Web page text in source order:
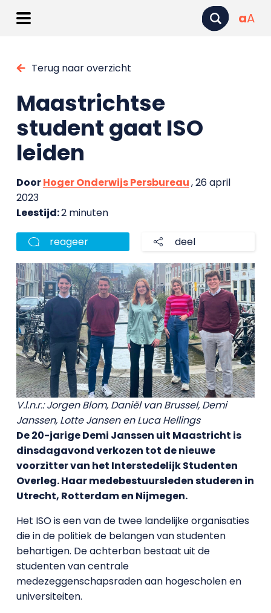
aA
Terug naar overzicht
Maastrichtse
student gaat ISO
leiden
DoorHoger Onderwijs Persbureau, 26 april
2023
Leestijd:2 minuten
reageer deel
V.l.n.r.: Jorgen Blom, Daniël van Brussel, Demi
Janssen, Lotte Jansen en Luca Hellings
De 20-jarige Demi Janssen uit Maastricht is
dinsdagavond verkozen tot de nieuwe
voorzitter van het Interstedelijk Studenten
Overleg. Haar medebestuursleden studeren in
Utrecht, Rotterdam en Nijmegen.
Het ISO is een van de twee landelijke organisaties
die in de politiek de belangen van studenten
behartigen. De achterban bestaat uit de
studenten van centrale
medezeggenschapsraden aan hogescholen en
universiteiten.